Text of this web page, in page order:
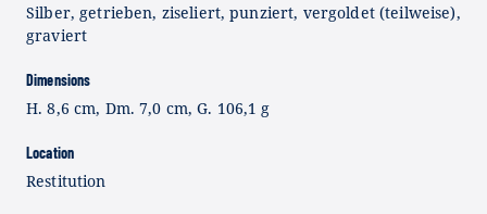
Silber, getrieben, ziseliert, punziert, vergoldet (teilweise),
graviert
Dimensions
H. 8,6 cm, Dm. 7,0 cm, G. 106,1 g
Location
Restitution